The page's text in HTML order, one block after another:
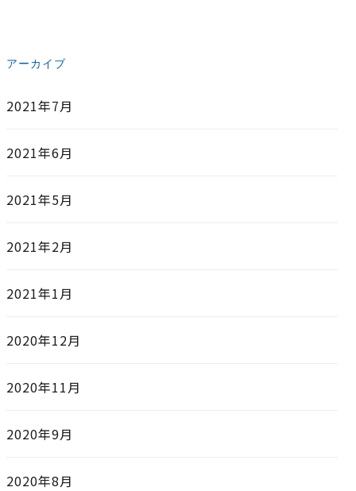
アーカイブ
2021年7月
2021年6月
2021年5月
2021年2月
2021年1月
2020年12月
2020年11月
2020年9月
2020年8月